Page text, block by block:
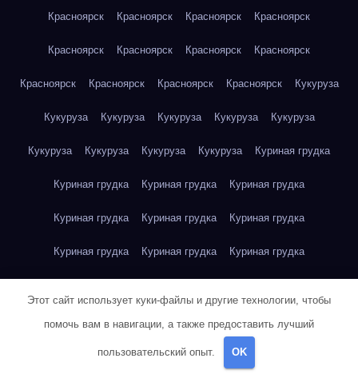
Красноярск Красноярск Красноярск Красноярск
Красноярск Красноярск Красноярск Красноярск
Красноярск Красноярск Красноярск Красноярск Кукуруза
Кукуруза Кукуруза Кукуруза Кукуруза Кукуруза
Кукуруза Кукуруза Кукуруза Кукуруза Куриная грудка
Куриная грудка Куриная грудка Куриная грудка
Куриная грудка Куриная грудка Куриная грудка
Куриная грудка Куриная грудка Куриная грудка
Куриное яйцо
Куриное яйцо Куриное яйцо Куриное яйцо
Этот сайт использует куки-файлы и другие технологии, чтобы
помочь вам в навигации, а также предоставить лучший
пользовательский опыт. OK